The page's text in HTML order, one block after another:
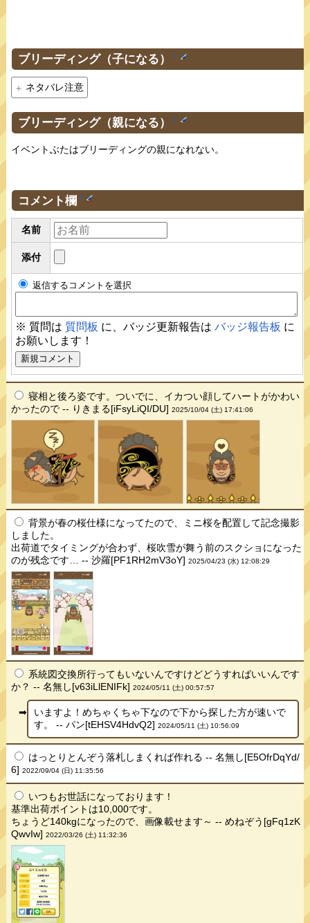
ブリーディング（子になる） †
ネタバレ注意
ブリーディング（親になる） †
イベントぶたはブリーディングの親になれない。
コメント欄 †
名前
添付
返信するコメントを選択
※ 質問は 質問板 に、バッジ更新報告はバッジ報告板 に
お願いします！
寝相と後ろ姿です。ついでに、イカつい顔してハートがかわい
かったので -- りきまる[iFsyLiQI/DU]2025/10/04 (土) 17:41:06
背景が春の桜仕様になってたので、ミニ桜を配置して記念撮影
しました。
出荷道でタイミングが合わず、桜吹雪が舞う前のスクショになった
のが残念です… -- 沙羅[PF1RH2mV3oY]2025/04/23 (水) 12:08:29
系統図交換所行ってもいないんですけどどうすればいいんです
か？ -- 名無し[v63iLlENIFk]2024/05/11 (土) 00:57:57
いますよ！めちゃくちゃ下なので下から探した方が速いで
す。 -- パン[tEHSV4HdvQ2] 2024/05/11 (土) 10:56:09
はっとりとんぞう落札しまくれば作れる -- 名無し[E5OfrDqYd/
6]2022/09/04 (日) 11:35:56
いつもお世話になっております！
基準出荷ポイントは10,000です。
ちょうど140kgになったので、画像載せます～ -- めねぞう[gFq1zK
QwvIw]2022/03/26 (土) 11:32:36